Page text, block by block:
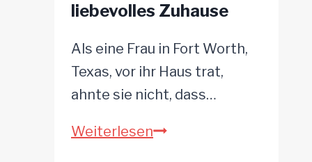
liebevolles Zuhause
Als eine Frau in Fort Worth,
Texas, vor ihr Haus trat,
ahnte sie nicht, dass…
WeiterlesenHundemama